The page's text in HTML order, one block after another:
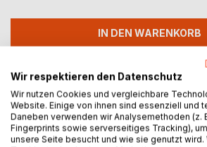
IN DEN WARENKORB
Auf die Merkliste
Titel bewerten
Wir respektieren den Datenschutz
Wir nutzen Cookies und vergleichbare
Website. Einige von ihnen sind essenziell und
Daneben verwenden wir Analysemethoden (z.
Fingerprints sowie serverseitiges Tracking),
unsere Seite besucht und wie sie genutzt wird.